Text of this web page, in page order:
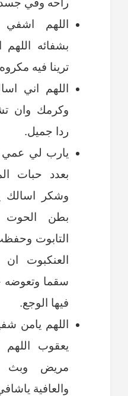
راحه وفي
اللهم
بشفائه
ترينا فيه
اللهم اني
وكرمك وان
ردا جميل.
يارب لي عمي
بعدد حبات
وشكر اسالك
بطن
التابوت
العنكبوت ان
سقما وتعوضه
فيها الوجع.
اللهم يامن
يعقوب
مريض وبث
والعافية